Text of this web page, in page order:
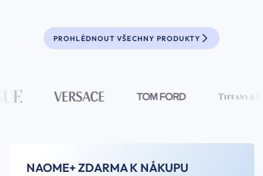
PROHLÉDNOUT VŠECHNY PRODUKTY
NAOME+ ZDARMA K NÁKUPU